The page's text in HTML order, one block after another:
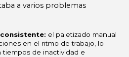
a varios problemas
el paletizado manual
en el ritmo de trabajo, lo
tiempos de inactividad e